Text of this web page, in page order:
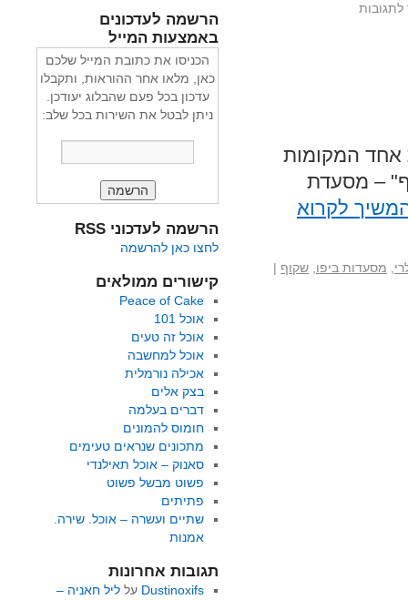
לתגובות
אחד המקומות
– מסעדת
לקרוא
מסעדות ביפו שקוף |
הרשמה לעדכונים
באמצעות המייל
הכניסו את כתובת המייל שלכם
כאן, מלאו אחר ההוראות, ותקבלו
עדכון בכל פעם שהבלוג יעודכן.
ניתן לבטל את השירות בכל שלב:
הרשמה לעדכוני RSS
לחצו כאן להרשמה
קישורים ממולאים
Peace of Cake
אוכל 101
אוכל זה טעים
אוכל למחשבה
אכילה נורמלית
בצק אלים
דברים בעלמה
חומוס להמונים
מתכונים שנראים טעימים
סאנוק – אוכל תאילנדי
פשוט מבשל פשוט
פתיתים
שתיים ועשרה – אוכל. שירה.
אמנות
תגובות אחרונות
Dustinoxifs על ליל חאניה –